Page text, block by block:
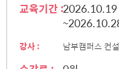
교육기간 :2026.10.19
강사 : 남부캠퍼스 컨